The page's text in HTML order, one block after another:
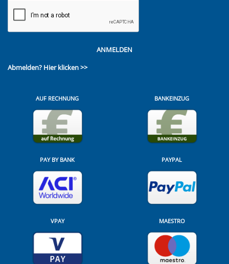
ANMELDEN
Abmelden? Hier klicken >>
AUF RECHNUNG BANKEINZUG
PAY BY BANK PAYPAL
VPAY MAESTRO